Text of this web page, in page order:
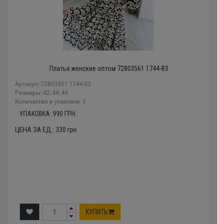
Платья женские оптом 72803561 1744-83
Артикул: 72803561 1744-83
Размеры: 42, 44, 46
Количество в упаковке: 3
УПАКОВКА: 990 ГРН.
ЦЕНА ЗА ЕД.: 330 грн.
КУПИТЬ